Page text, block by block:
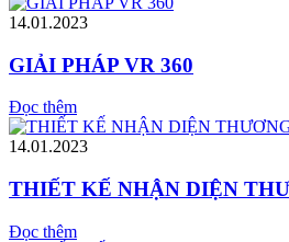
14.01.2023
GIẢI PHÁP VR 360
Đọc thêm
14.01.2023
THIẾT KẾ NHẬN DIỆN
Đọc thêm